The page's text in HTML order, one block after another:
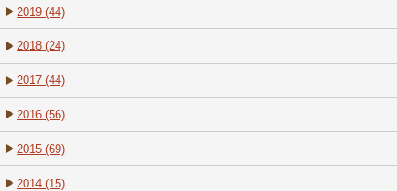
2019 (44)
2018 (24)
2017 (44)
2016 (56)
2015 (69)
2014 (15)